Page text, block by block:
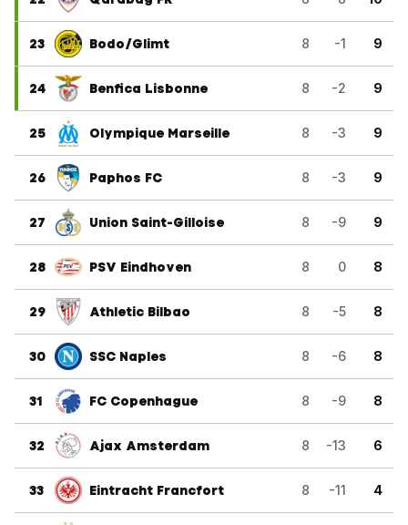
23 Bodo/Glimt 8 -1 9
24 Benfica Lisbonne 8 -2 9
25 Olympique Marseille 8 -3 9
26 Paphos FC 8 -3 9
27 Union Saint-Gilloise 8 -9 9
28 PSV Eindhoven 8 0 8
29 Athletic Bilbao 8 -5 8
30 SSC Naples 8 -6 8
31 FC Copenhague 8 -9 8
32 Ajax Amsterdam 8 -13 6
33 Eintracht Francfort 8 -11 4